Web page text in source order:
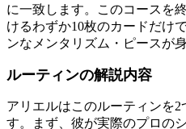
に一致します。このコースを
けるわずか10枚のカードだけ
ンなメンタリズム・ピースが
ルーティンの解説内容
アリエルはこのルーティンを
す。まず、彼が実際のプロの